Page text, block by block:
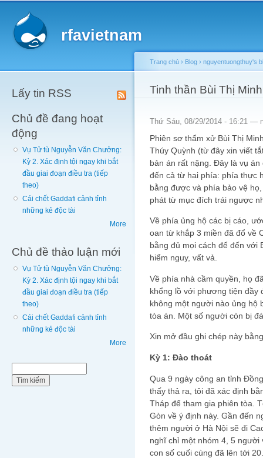
rfavietnam
Lấy tin RSS
Chủ đề đang hoạt
động
Vụ Tử tù Nguyễn Văn Chưởng:
Kỳ 2. Xác định tội ngay khi bắt
đầu giai đoạn điều tra (tiếp
theo)
Cái chết Gaddafi cảnh tỉnh
những kẻ độc tài
More
Chủ đề thảo luận mới
Vụ Tử tù Nguyễn Văn Chưởng:
Kỳ 2. Xác định tội ngay khi bắt
đầu giai đoạn điều tra (tiếp
theo)
Cái chết Gaddafi cảnh tỉnh
những kẻ độc tài
More
You are here
Trang chủ › Blog › nguyentuongthuy's
Tinh thần Bùi Thị
Thứ Sáu, 08/29/2014 - 16:21 —
Phiên sơ thẩm xử Bùi Thị
Thúy Quỳnh (từ đây xin viết
bản án rất nặng. Đây là vụ
đến cả từ hai phía: phía thực
bằng được và phía bảo vệ
phát từ mục đích trái ngược
Về phía ủng hộ các bị cáo,
oan từ khắp 3 miền đã đổ về
bằng đủ mọi cách để đến với
hiểm nguy, vất vả.
Về phía nhà cầm quyền, họ
khổng lồ với phương tiện đầy
không một người nào ủng hộ
tòa án. Một số người còn bị
Xin mở đầu ghi chép này
Kỳ 1: Đào thoát
Qua 9 ngày công an tỉnh
thấy thả ra, tôi đã xác định
Tháp để tham gia phiên tòa.
Gòn về ý định này. Gần đến
thêm người ở Hà Nội sẽ đi
nghĩ chỉ một nhóm 4, 5
con số cuối cùng đã lên tới